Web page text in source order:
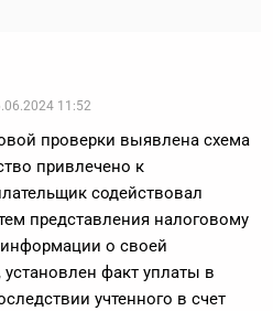
11:52
проверки выявлена схема
привлечено к
содействовал
представления налоговому
о своей
факт уплаты в
учтенного в счет